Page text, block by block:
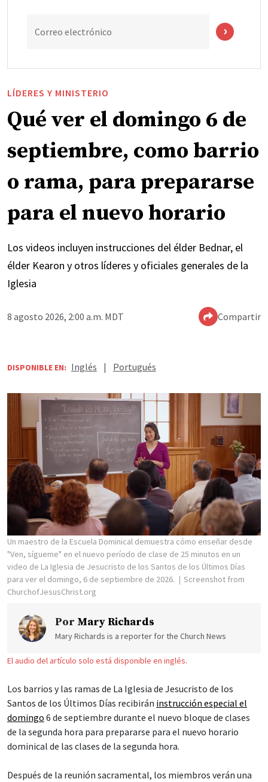
Correo electrónico
LÍDERES Y MINISTERIO
Qué ver el domingo 6 de
septiembre, como barrio
o rama, para prepararse
para el nuevo horario
Los videos incluyen instrucciones del élder Bednar, el
élder Kearon y otros líderes y oficiales generales de la
Iglesia
8 agosto 2026, 2:00 a.m. MDT Compartir
DISPONIBLE EN: Inglés | Portugués
Un maestro de la Escuela Dominical demuestra cómo enseñar desde
"Ven, sígueme" en el nuevo período de clase de 25 minutos en un
video de La Iglesia de Jesucristo de los Santos de los Últimos Días
para ver el domingo, 6 de septiembre de 2026.
Screenshot from
ChurchofJesusChrist.org
Por Mary Richards
Mary Richards is a reporter for the Church News
El audio del artículo solo está disponible en inglés.
Los barrios y las ramas de La Iglesia de Jesucristo de los
Santos de los Últimos Días recibirán instrucción especial el
domingo 6 de septiembre durante el nuevo bloque de clases
de la segunda hora para prepararse para el nuevo horario
dominical de las clases de la segunda hora.
Después de la reunión sacramental, los miembros verán una